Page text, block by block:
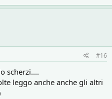
#16
scherzi....
leggo anche anche gli altri